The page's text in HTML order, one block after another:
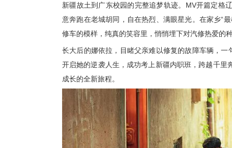
新疆故土到 广东校园的完整追梦轨迹。 MV开篇定格
意奔跑在老城胡同，自在热烈、满眼星光。在家乡“
修车的模样，纯真的笑容里，悄悄埋下对汽修热爱的
长大后的娜依拉，目睹父亲难以修复的故障车辆，一
开启她的逆袭人生 ， 成功考上新疆内职班，跨越千里
成长的全新旅程。